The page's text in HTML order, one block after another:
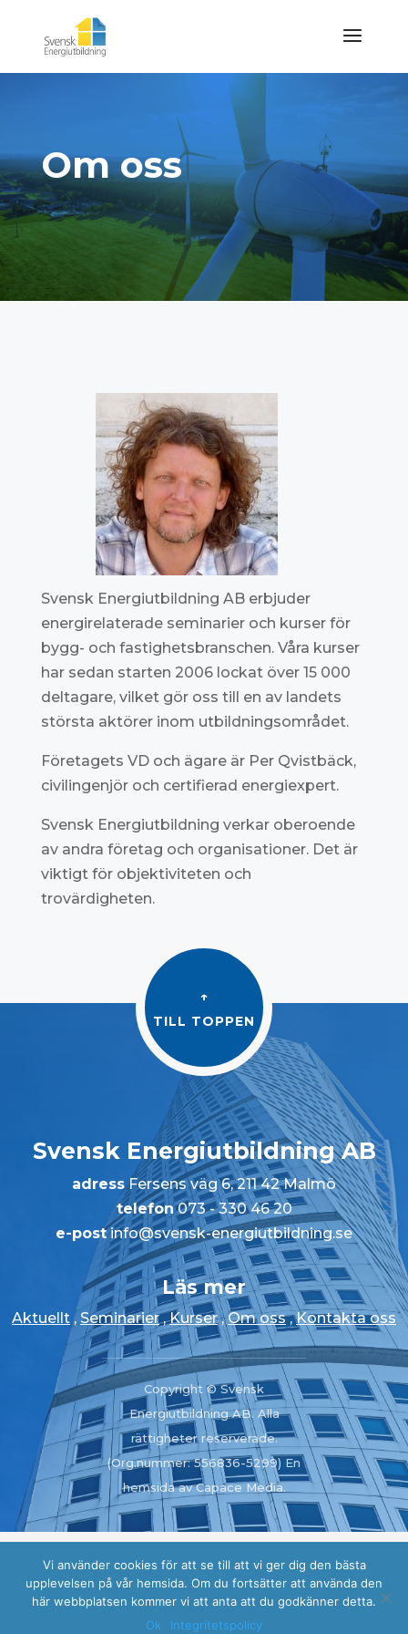
Om oss
Svensk Energiutbildning AB erbjuder
energirelaterade seminarier och kurser för
bygg- och fastighetsbranschen. Våra kurser
har sedan starten 2006 lockat över 15 000
deltagare, vilket gör oss till en av landets
största aktörer inom utbildningsområdet.
Företagets VD och ägare är Per Qvistbäck,
civilingenjör och certifierad energiexpert.
Svensk Energiutbildning verkar oberoende
av andra företag och organisationer. Det är
viktigt för objektiviteten och
trovärdigheten.
↑
TILL TOPPEN
Svensk Energiutbildning AB
adressFersens väg 6, 211 42 Malmö
telefon 073 - 330 46 20
e-postinfo@svensk-energiutbildning.se
Läs mer
Aktuellt, Seminarier,Kurser,Om oss,Kontakta oss
Copyright © Svensk
Energiutbildning AB. Alla
rättigheter reserverade.
(Org.nummer: 556836-5299) En
hemsida av Capace Media.
Copyright © 2023 Svensk Energiutbildning AB.
Alla rättigheter reserverade. (Org.nummer:
556836-5299) EnhemsidaavCapace Media.
Vi använder cookies för att se till att vi ger dig den bästa
upplevelsen på vår hemsida. Om du fortsätter att använda den
här webbplatsen kommer vi att anta att du godkänner detta.
Ok
Integritetspolicy